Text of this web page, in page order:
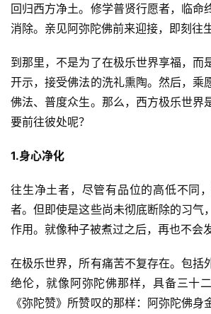
回归西方净土。修学普贤行愿者，临命
消除。亲见阿弥陀佛前来迎接，即刻往
到那里，不是为了在极乐世界享福，而
开示，接受佛法的洗礼熏陶。然后，乘
佛法、普度众生。那么，西方极乐世界
要前往彼处呢？
1.身心净化
往生净土者，尽管有品位的高低不同
者。但即使是这些尚未彻底断除的习气
作用。就像种子被煮过之后，再也不会
在极乐世界，所有痛苦不复存在。包括
绝伦，就像阿弥陀佛那样，具备三十
《弥陀赞》所赞叹的那样：阿弥陀佛身